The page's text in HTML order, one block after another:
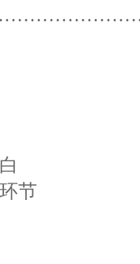
人鬼情未了
》
节